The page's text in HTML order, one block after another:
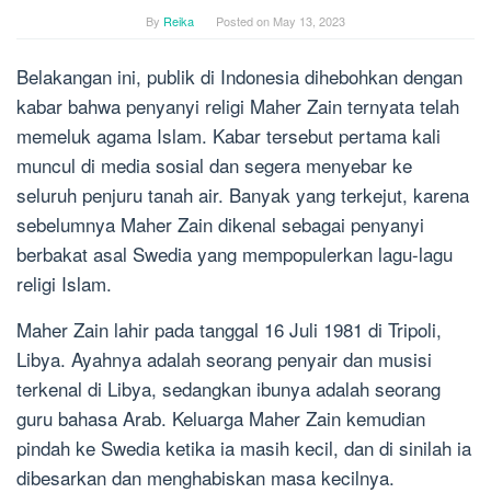
By Reika Posted on May 13, 2023
Belakangan ini, publik di Indonesia dihebohkan dengan
kabar bahwa penyanyi religi Maher Zain ternyata telah
memeluk agama Islam. Kabar tersebut pertama kali
muncul di media sosial dan segera menyebar ke
seluruh penjuru tanah air. Banyak yang terkejut, karena
sebelumnya Maher Zain dikenal sebagai penyanyi
berbakat asal Swedia yang mempopulerkan lagu-lagu
religi Islam.
Maher Zain lahir pada tanggal 16 Juli 1981 di Tripoli,
Libya. Ayahnya adalah seorang penyair dan musisi
terkenal di Libya, sedangkan ibunya adalah seorang
guru bahasa Arab. Keluarga Maher Zain kemudian
pindah ke Swedia ketika ia masih kecil, dan di sinilah ia
dibesarkan dan menghabiskan masa kecilnya.